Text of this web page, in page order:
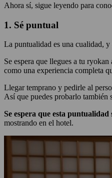
Ahora sí, sigue leyendo para
1. Sé puntual
La puntualidad es una cualidad, y
Se espera que llegues a tu
como una experiencia completa
Llegar temprano y pedirle al
Así que puedes probarlo también
Se espera que esta
mostrando en el hotel.